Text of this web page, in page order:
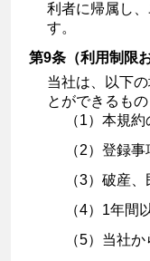
利者に帰属し
す。
第9条（利用制限
当社は、以下
とができるもの
（1）本規
（2）登録
（3）破産
（4）1年間
（5）当社